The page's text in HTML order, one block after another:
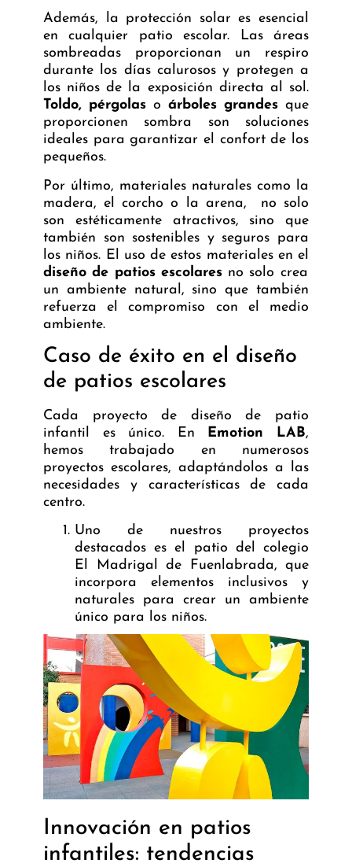
Además, la protección solar es esencial
en cualquier patio escolar. Las áreas
sombreadas proporcionan un respiro
durante los días calurosos y protegen a
los niños de la exposición directa al sol.
Toldo, pérgolas o árboles grandes que
proporcionen sombra son soluciones
ideales para garantizar el confort de los
pequeños.
Por último, materiales naturales como la
madera, el corcho o la arena, no solo
son estéticamente atractivos, sino que
también son sostenibles y seguros para
los niños. El uso de estos materiales en el
diseño de patios escolaresno solo crea
un ambiente natural, sino que también
refuerza el compromiso con el medio
ambiente.
Caso de éxito en el diseño
de patios escolares
Cada proyecto de diseño de patio
infantil es único. En Emotion LAB,
hemos trabajado en numerosos
proyectos escolares, adaptándolos a las
necesidades y características de cada
centro.
Uno de nuestros proyectos
destacados es el patio del colegio
El Madrigal de Fuenlabrada, que
incorpora elementos inclusivos y
naturales para crear un ambiente
único para los niños.
Innovación en patios
infantiles: tendencias